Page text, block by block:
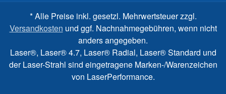
* Alle Preise inkl. gesetzl. Mehrwertsteuer zzgl.
Versandkosten und ggf. Nachnahmegebühren, wenn nicht
anders angegeben.
Laser®, Laser® 4.7, Laser® Radial, Laser® Standard und
der Laser-Strahl sind eingetragene Marken-/Warenzeichen
von LaserPerformance.